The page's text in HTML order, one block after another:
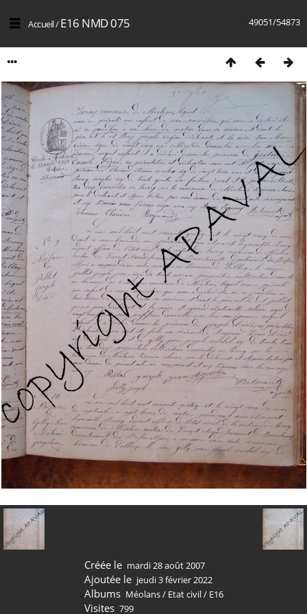
49051/54873
Accueil/E16 NMD 075
Créée le mardi 28 août 2007
Ajoutée le jeudi 3 février 2022
Albums Méolans/ Etat civil/ E16
Visites 799